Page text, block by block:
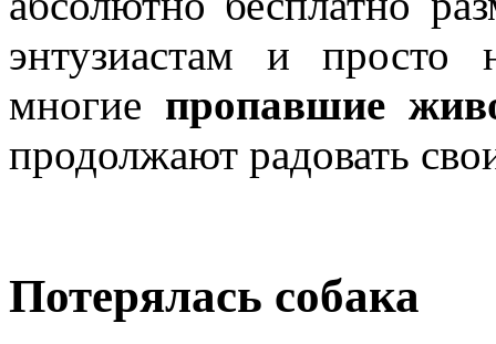
энтузиастам и просто
многие пропавшие
продолжают радовать
Потерялась собака